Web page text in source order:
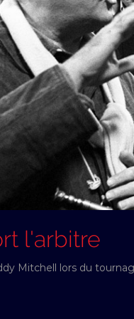
l'arbitre
Mitchell lors du